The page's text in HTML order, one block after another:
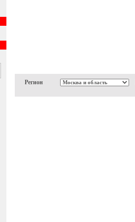
Регион